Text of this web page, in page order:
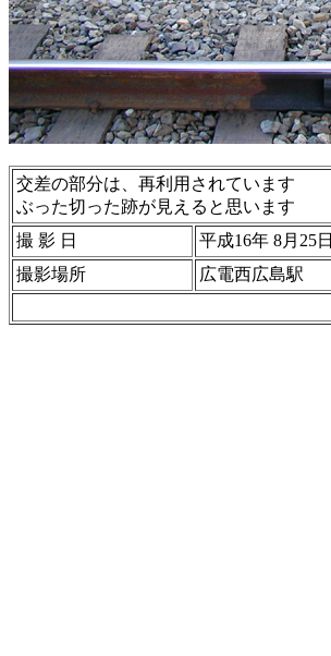
交差の部分は、再利用されています
ぶった切った跡が見えると思います
撮 影 日
平成16年 8月25日
撮影場所
広電西広島駅